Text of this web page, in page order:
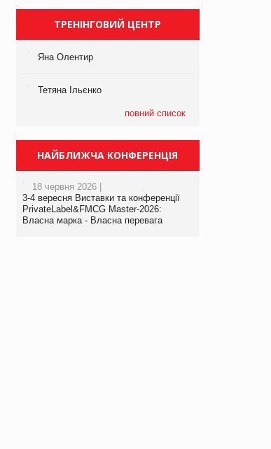
Олексій Логачов-Михайлов
Файно маркет Директор
Яна Сараніна, директор
компанії «УкраМарин»
ТРЕНІНГОВИЙ ЦЕНТР
Яна Олентир
Тетяна Ільєнко
повний список
НАЙБЛИЖЧА КОНФЕРЕНЦІЯ
18 червня 2026 |
3-4 вересня Виставки та конференції
PrivateLabel&FMCG Master-2026:
Власна марка - Власна перевага